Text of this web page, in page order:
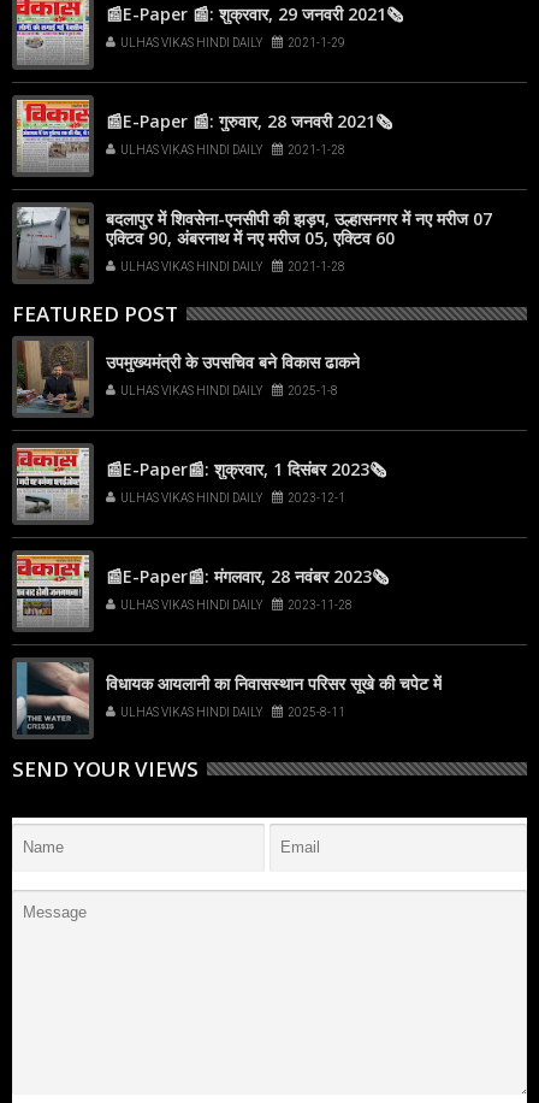
📰E-Paper 📰: शुक्रवार, 29 जनवरी 2021🗞
ULHAS VIKAS HINDI DAILY 2021-1-29
📰E-Paper 📰: गुरुवार, 28 जनवरी 2021🗞
ULHAS VIKAS HINDI DAILY 2021-1-28
बदलापुर में शिवसेना-एनसीपी की झड़प, उल्हासनगर में नए मरीज 07
एक्टिव 90, अंबरनाथ में नए मरीज 05, एक्टिव 60
ULHAS VIKAS HINDI DAILY 2021-1-28
FEATURED POST
उपमुख्यमंत्री के उपसचिव बने विकास ढाकने
ULHAS VIKAS HINDI DAILY 2025-1-8
📰E-Paper📰: शुक्रवार, 1 दिसंबर 2023🗞
ULHAS VIKAS HINDI DAILY 2023-12-1
📰E-Paper📰: मंगलवार, 28 नवंबर 2023🗞
ULHAS VIKAS HINDI DAILY 2023-11-28
विधायक आयलानी का निवासस्थान परिसर सूखे की चपेट में
ULHAS VIKAS HINDI DAILY 2025-8-11
SEND YOUR VIEWS